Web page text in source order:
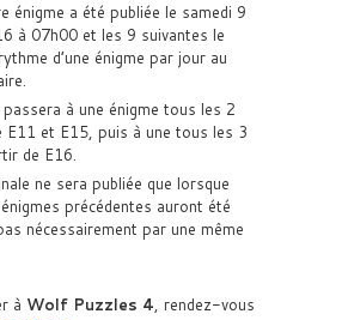
énigme a été publiée le samedi 9
à 07h00 et les 9 suivantes le
d’une énigme par jour au
à une énigme tous les 2
E11 et E15, puis à une tous les 3
de E16.
ne sera publiée que lorsque
précédentes auront été
nécessairement par une même
à Wolf Puzzles 4, rendez-vous